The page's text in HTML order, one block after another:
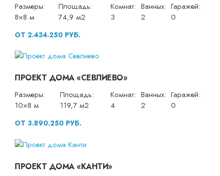
Размеры:
8×8 м
Площадь:
74,9 м2
Комнат:
3
Ванных:
2
Гаражей:
0
ОТ 2.434.250 РУБ.
ПРОЕКТ ДОМА «СЕВЛИЕВО»
Размеры:
10×8 м
Площадь:
119,7 м2
Комнат:
4
Ванных:
2
Гаражей:
0
ОТ 3.890.250 РУБ.
ПРОЕКТ ДОМА «КАНТИ»